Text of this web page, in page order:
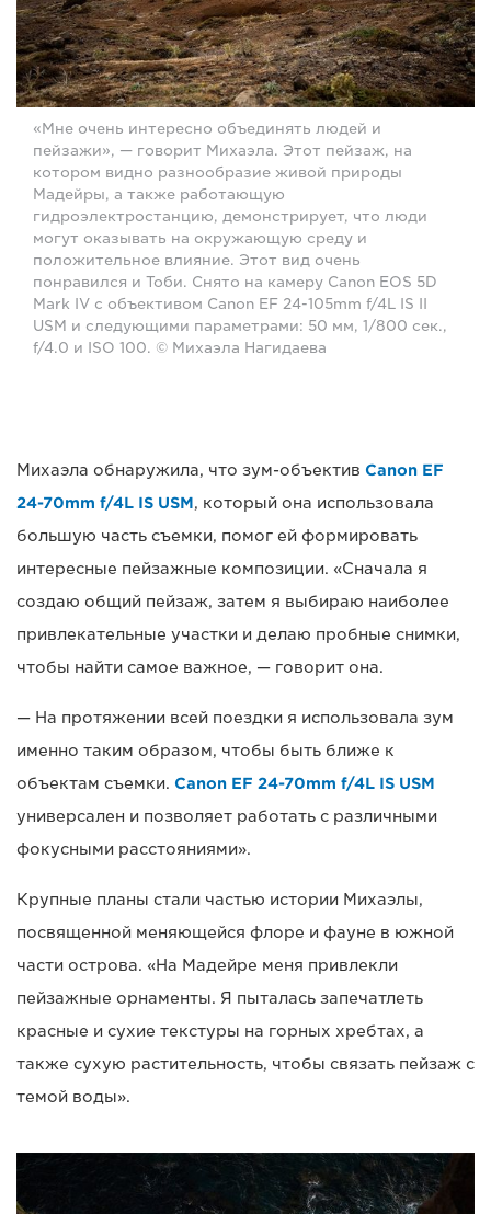
«Мне очень интересно объединять людей и
пейзажи», — говорит Михаэла. Этот пейзаж, на
котором видно разнообразие живой природы
Мадейры, а также работающую
гидроэлектростанцию, демонстрирует, что люди
могут оказывать на окружающую среду и
положительное влияние. Этот вид очень
понравился и Тоби. Снято на камеру Canon EOS 5D
Mark IV с объективом Canon EF 24-105mm f/4L IS II
USM и следующими параметрами: 50 мм, 1/800 сек.,
f/4.0 и ISO 100. © Михаэла Нагидаева
Михаэла обнаружила, что зум-объектив Canon EF
24-70mm f/4L IS USM, который она использовала
большую часть съемки, помог ей формировать
интересные пейзажные композиции. «Сначала я
создаю общий пейзаж, затем я выбираю наиболее
привлекательные участки и делаю пробные снимки,
чтобы найти самое важное, — говорит она.
— На протяжении всей поездки я использовала зум
именно таким образом, чтобы быть ближе к
объектам съемки. Canon EF 24-70mm f/4L IS USM
универсален и позволяет работать с различными
фокусными расстояниями».
Крупные планы стали частью истории Михаэлы,
посвященной меняющейся флоре и фауне в южной
части острова. «На Мадейре меня привлекли
пейзажные орнаменты. Я пыталась запечатлеть
красные и сухие текстуры на горных хребтах, а
также сухую растительность, чтобы связать пейзаж с
темой воды».